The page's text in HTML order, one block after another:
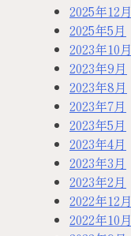
2025年12月
2025年5月
2023年10月
2023年9月
2023年8月
2023年7月
2023年5月
2023年4月
2023年3月
2023年2月
2022年12月
2022年10月